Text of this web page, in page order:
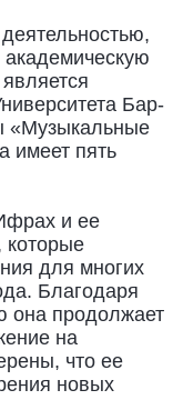
Бар-
«Музыкальные
имеет пять
и ее
для многих
Благодаря
она продолжает
на
что ее
новых